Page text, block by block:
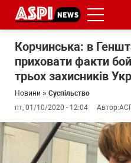
Корчинська: в
приховати факти
трьох захисників
Новини » Суспільство
пт, 01/10/2020 - 12:04
Автор:
#ООС
#боротьба
з
корупцією
#ДФС